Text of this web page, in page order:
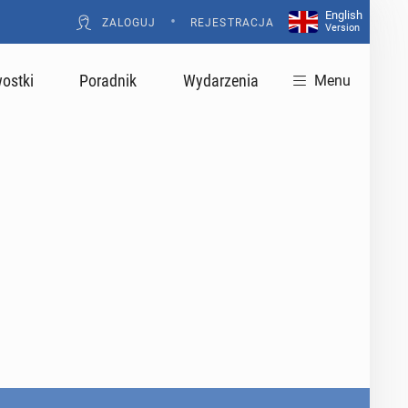
ZALOGUJ • REJESTRACJA
English
Version
Poradnik Wydarzenia Menu